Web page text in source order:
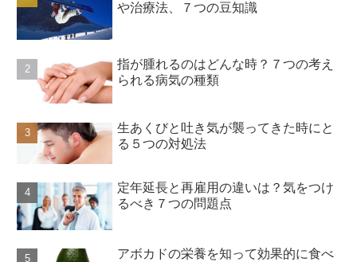
や治療法、７つの豆知識
指が腫れるのはどんな時？７つの考え
られる病気の種類
生あくびと吐き気が襲ってきた時にと
る５つの対処法
定年延長と再雇用の違いは？気をつけ
るべき７つの問題点
アボカドの栄養を知って効果的に食べ